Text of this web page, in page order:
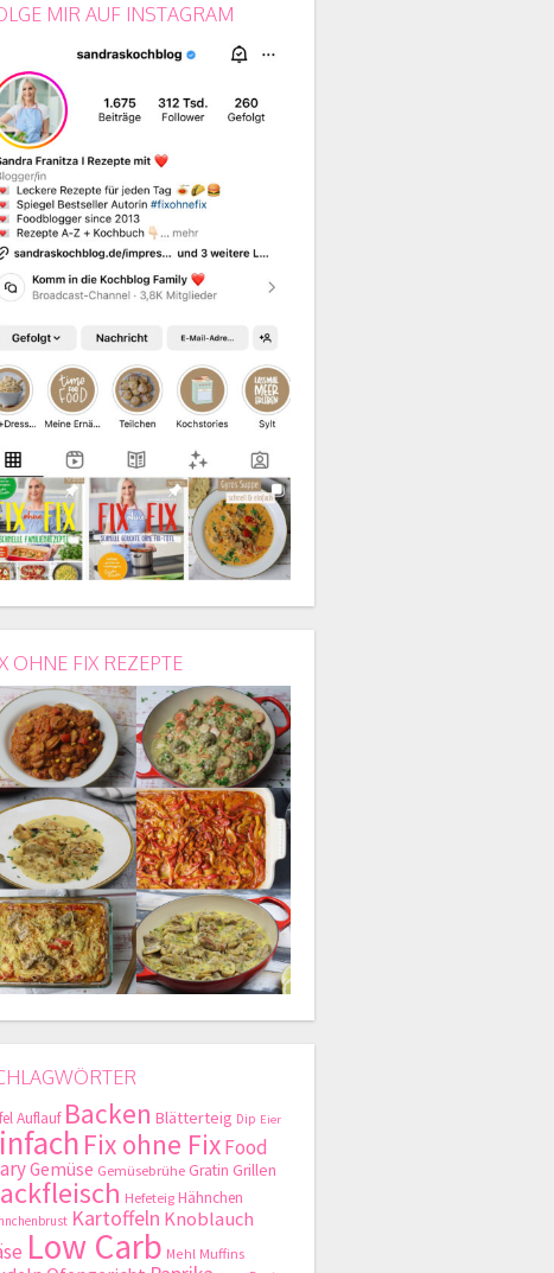
MIR AUF INSTAGRAM
OHNE FIX REZEPTE
Auflauf Backen Blätterteig Dip Eier
Fix ohne FixFood
Gemüse Gemüsebrühe Gratin Grillen
Hefeteig Hähnchen
Kartoffeln Knoblauch
Low Carb Mehl Muffins